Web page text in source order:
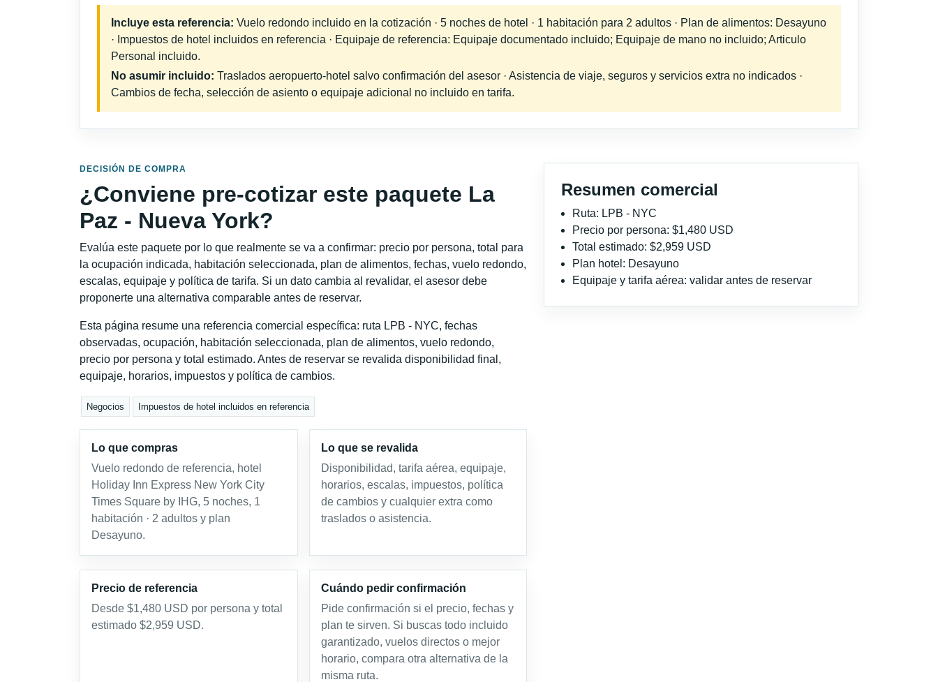
Incluye esta referencia: Vuelo redondo incluido en la cotización · 5 noches de hotel · 1 habitación para 2 adultos · Plan de alimentos: Desayuno
· Impuestos de hotel incluidos en referencia · Equipaje de referencia: Equipaje documentado incluido; Equipaje de mano no incluido; Articulo
Personal incluido.
No asumir incluido: Traslados aeropuerto-hotel salvo confirmación del asesor · Asistencia de viaje, seguros y servicios extra no indicados ·
Cambios de fecha, selección de asiento o equipaje adicional no incluido en tarifa.
DECISIÓN DE COMPRA
¿Conviene pre-cotizar este paquete La
Paz - Nueva York?
Evalúa este paquete por lo que realmente se va a confirmar: precio por persona, total para
la ocupación indicada, habitación seleccionada, plan de alimentos, fechas, vuelo redondo,
escalas, equipaje y política de tarifa. Si un dato cambia al revalidar, el asesor debe
proponerte una alternativa comparable antes de reservar.
Esta página resume una referencia comercial específica: ruta LPB - NYC, fechas
observadas, ocupación, habitación seleccionada, plan de alimentos, vuelo redondo,
precio por persona y total estimado. Antes de reservar se revalida disponibilidad final,
equipaje, horarios, impuestos y política de cambios.
Negocios Impuestos de hotel incluidos en referencia
Lo que compras
Vuelo redondo de referencia, hotel
Holiday Inn Express New York City
Times Square by IHG, 5 noches, 1
habitación · 2 adultos y plan
Desayuno.
Lo que se revalida
Disponibilidad, tarifa aérea, equipaje,
horarios, escalas, impuestos, política
de cambios y cualquier extra como
traslados o asistencia.
Precio de referencia
Desde $1,480 USD por persona y total
estimado $2,959 USD.
Cuándo pedir confirmación
Pide confirmación si el precio, fechas y
plan te sirven. Si buscas todo incluido
garantizado, vuelos directos o mejor
horario, compara otra alternativa de la
misma ruta.
Resumen comercial
Ruta: LPB - NYC
Precio por persona: $1,480 USD
Total estimado: $2,959 USD
Plan hotel: Desayuno
Equipaje y tarifa aérea: validar antes de reservar